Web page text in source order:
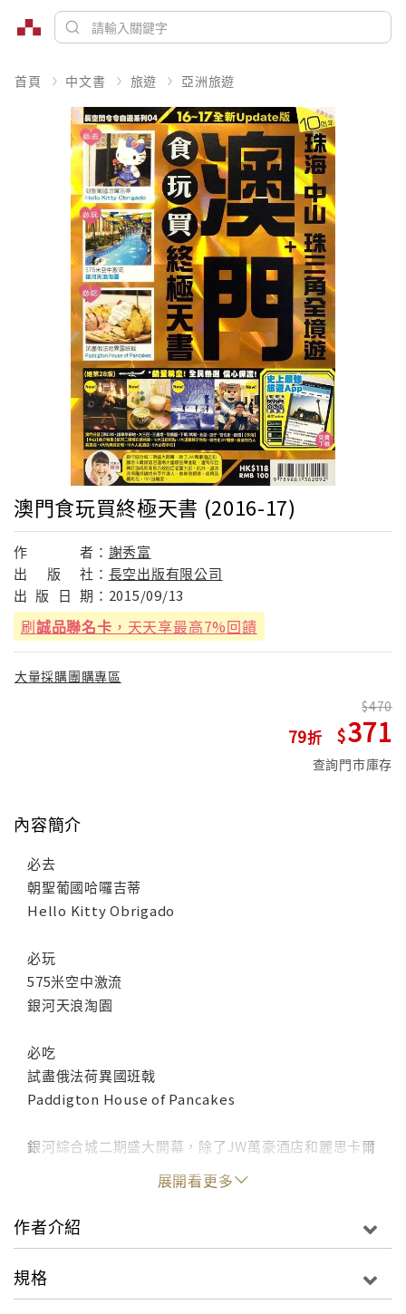
首頁 中文書 旅遊 亞洲旅遊
澳門食玩買終極天書 (2016-17)
作 者： 謝秀富
出
版 社： 長空出版有限公司
出 版 日 期： 2015/09/13
刷誠品聯名卡 ，天天享最高7%回饋
大量採購團購專區
79
470
371
查詢門市庫存
內容簡介
必去
朝聖葡國哈囉吉蒂
Hello Kitty Obrigado
必玩
575米空中激流
銀河天浪淘園
必吃
試盡俄法荷異國班戟
Paddigton House of Pancakes
銀河綜合城二期盛大開幕，除了JW萬豪酒店和麗思卡爾
頓酒店這兩大國際品牌進駐，還有斥巨資打造成新潮夜
市般的百老匯大街。此外，這次亦捐窿捐罅找來師傅級
的達人，教你做銀器、皮具及麗乾花，DIY沒難度。
蘭園．下環/媽閣．北區．氹仔．官也街．路環】【珠
展開看更多
作者介紹
規格